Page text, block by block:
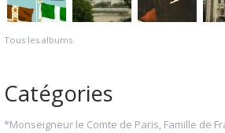
Tous les albums
Catégories
*Monseigneur le Comte de Paris, Famille de